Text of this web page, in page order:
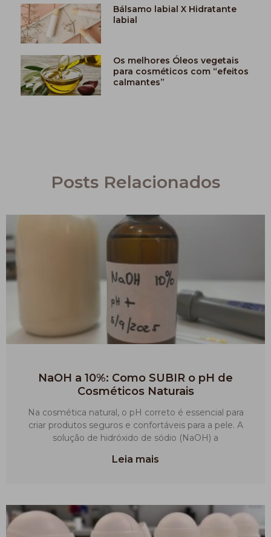
Bálsamo labial X Hidratante
labial
Os melhores Óleos vegetais
para cosméticos com “efeitos
calmantes”
Posts Relacionados
NaOH a 10%: Como SUBIR o pH de
Cosméticos Naturais
Na cosmética natural, o pH correto é essencial para
criar produtos seguros e confortáveis para a pele. A
solução de hidróxido de sódio (NaOH) a
Leia mais